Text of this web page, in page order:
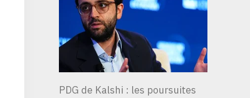
PDG de Kalshi : les poursuites